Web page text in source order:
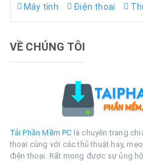
Máy tính Điện thoại
VỀ CHÚNG TÔI
Tải Phần Mềm PC là chuyên trang
thoại cùng với các thủ thuật hay,
điện thoại. Rất mong được sự ủng